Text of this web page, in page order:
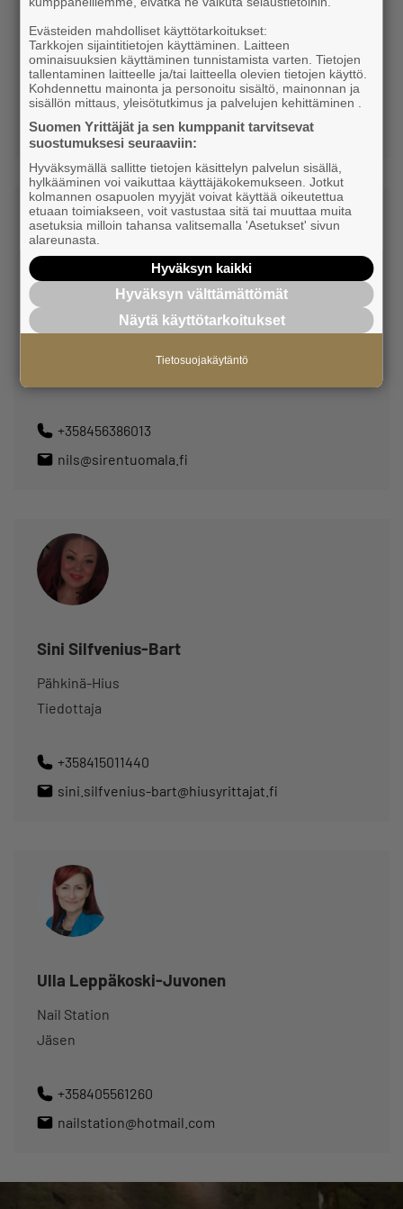
Jäsen
+358456974480
jenni@nuppuprint.com
+358456386013
nils@sirentuomala.fi
Sini Silfvenius-Bart
Pähkinä-Hius
Tiedottaja
+358415011440
sini.silfvenius-bart@hiusyrittajat.fi
Ulla Leppäkoski-Juvonen
Nail Station
Jäsen
+358405561260
nailstation@hotmail.com
Evästeiden mahdolliset käyttötarkoitukset:
Tarkkojen sijaintitietojen käyttäminen. Laitteen
ominaisuuksien käyttäminen tunnistamista varten. Tietojen
tallentaminen laitteelle ja/tai laitteella olevien tietojen käyttö.
Kohdennettu mainonta ja personoitu sisältö, mainonnan ja
sisällön mittaus, yleisötutkimus ja palvelujen kehittäminen .
Suomen Yrittäjät ja sen kumppanit tarvitsevat
suostumuksesi seuraaviin:
Hyväksymällä sallitte tietojen käsittelyn palvelun sisällä,
hylkääminen voi vaikuttaa käyttäjäkokemukseen. Jotkut
kolmannen osapuolen myyjät voivat käyttää oikeutettua
etuaan toimiakseen, voit vastustaa sitä tai muuttaa muita
asetuksia milloin tahansa valitsemalla 'Asetukset' sivun
alareunasta.
Hyväksyn kaikki
Hyväksyn välttämättömät
Näytä käyttötarkoitukset
Tietosuojakäytäntö